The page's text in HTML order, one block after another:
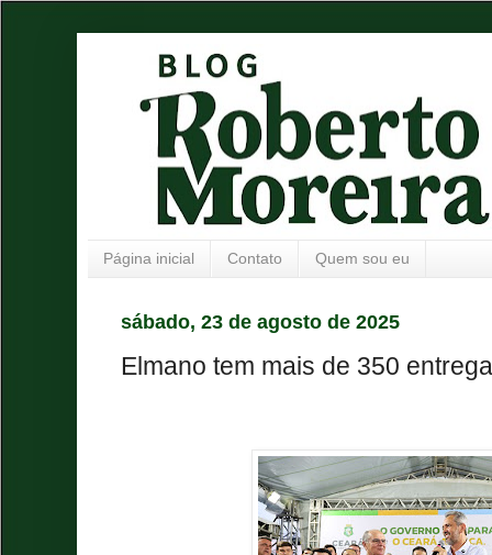
Página inicial Contato Quem sou eu
sábado, 23 de agosto de 2025
Elmano tem mais de 350